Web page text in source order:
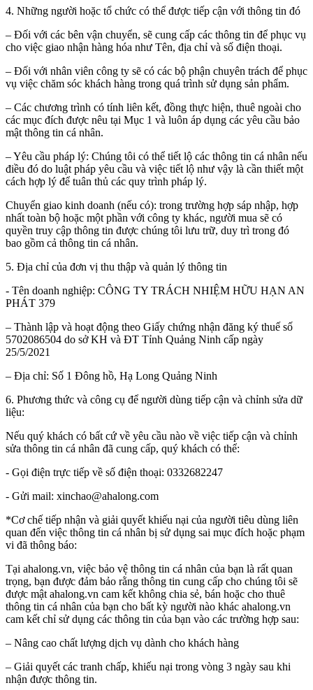
4. Những người hoặc tổ chức có thể được tiếp cận với thông tin đó
– Đối với các bên vận chuyển, sẽ cung cấp các thông tin để phục vụ
cho việc giao nhận hàng hóa như Tên, địa chỉ và số điện thoại.
– Đối với nhân viên công ty sẽ có các bộ phận chuyên trách để phục
vụ việc chăm sóc khách hàng trong quá trình sử dụng sản phẩm.
– Các chương trình có tính liên kết, đồng thực hiện, thuê ngoài cho
các mục đích được nêu tại Mục 1 và luôn áp dụng các yêu cầu bảo
mật thông tin cá nhân.
– Yêu cầu pháp lý: Chúng tôi có thể tiết lộ các thông tin cá nhân nếu
điều đó do luật pháp yêu cầu và việc tiết lộ như vậy là cần thiết một
cách hợp lý để tuân thủ các quy trình pháp lý.
Chuyển giao kinh doanh (nếu có): trong trường hợp sáp nhập, hợp
nhất toàn bộ hoặc một phần với công ty khác, người mua sẽ có
quyền truy cập thông tin được chúng tôi lưu trữ, duy trì trong đó
bao gồm cả thông tin cá nhân.
5. Địa chỉ của đơn vị thu thập và quản lý thông tin
- Tên doanh nghiệp: CÔNG TY TRÁCH NHIỆM HỮU HẠN AN
PHÁT 379
– Thành lập và hoạt động theo Giấy chứng nhận đăng ký thuế số
5702086504 do sở KH và ĐT Tỉnh Quảng Ninh cấp ngày
25/5/2021
– Địa chỉ: Số 1 Đông hồ, Hạ Long Quảng Ninh
6. Phương thức và công cụ để người dùng tiếp cận và chỉnh sửa dữ
liệu:
Nếu quý khách có bất cứ về yêu cầu nào về việc tiếp cận và chỉnh
sửa thông tin cá nhân đã cung cấp, quý khách có thể:
- Gọi điện trực tiếp về số điện thoại: 0332682247
- Gửi mail: xinchao@ahalong.com
*Cơ chế tiếp nhận và giải quyết khiếu nại của người tiêu dùng liên
quan đến việc thông tin cá nhân bị sử dụng sai mục đích hoặc phạm
vi đã thông báo:
Tại ahalong.vn, việc bảo vệ thông tin cá nhân của bạn là rất quan
trọng, bạn được đảm bảo rằng thông tin cung cấp cho chúng tôi sẽ
được mật ahalong.vn cam kết không chia sẻ, bán hoặc cho thuê
thông tin cá nhân của bạn cho bất kỳ người nào khác ahalong.vn
cam kết chỉ sử dụng các thông tin của bạn vào các trường hợp sau:
– Nâng cao chất lượng dịch vụ dành cho khách hàng
– Giải quyết các tranh chấp, khiếu nại trong vòng 3 ngày sau khi
nhận được thông tin.